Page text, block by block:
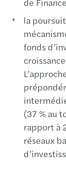
la
fonds
(37 % au
rapport à
réseaux